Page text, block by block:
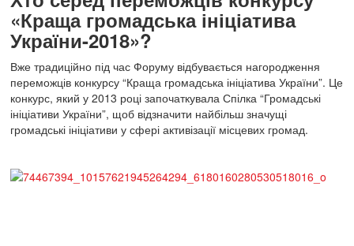
«Краща громадська ініціатива
України-2018»?
Вже традиційно під час Форуму відбувається нагородження
переможців конкурсу “Краща громадська ініціатива України”. Це
конкурс, який у 2013 році започаткувала Спілка “Громадські
ініціативи України”, щоб відзначити найбільш значущі
громадські ініціативи у сфері активізації місцевих громад.